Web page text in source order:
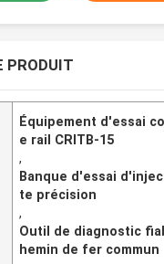
PRODUIT
Équipement d'essai
e rail CRITB-15
,
Banque d'essai
te précision
,
Outil de diagnostic
hemin de fer commun